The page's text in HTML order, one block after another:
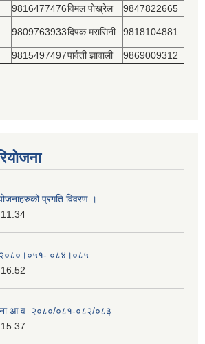
9816477476विमल पोख्रेल 9847822665
9809763933दिपक मरासिनी 9818104881
9815497497पार्वती ज्ञावाली 9869009312
प्रगति विवरण ।
०८४।०८५
आ.व. २०८०/०८१-०८२/०८३